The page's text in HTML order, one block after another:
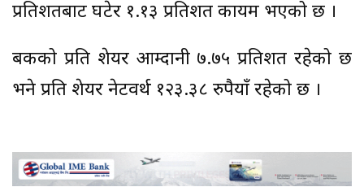
प्रतिशतबाट घटेर १.१३ प्रतिशत कायम भएको छ ।
बैंकको प्रति शेयर आम्दानी ७.७५ प्रतिशत रहेको छ
भने प्रति शेयर नेटवर्थ १२३.३८ रुपैयाँ रहेको छ ।